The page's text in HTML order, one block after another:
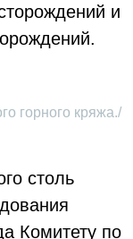
и
горного кряжа./
столь
Комитету по